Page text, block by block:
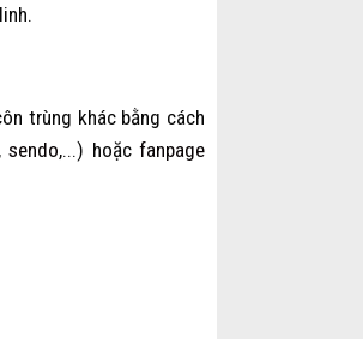
trùng khác bằng cách
sendo,...) hoặc fanpage